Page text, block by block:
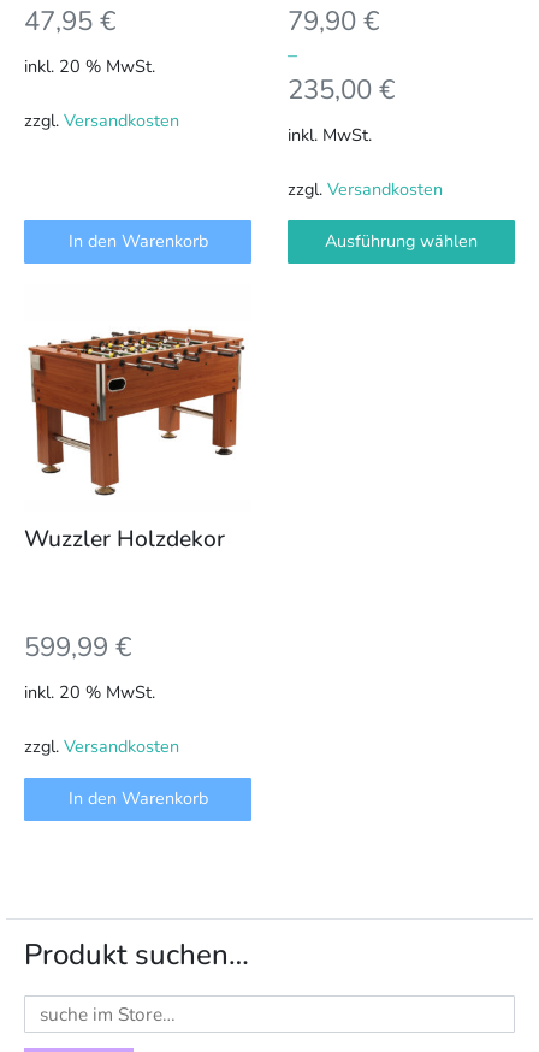
47,95€
inkl. 20 % MwSt.
zzgl. Versandkosten
In den Warenkorb
79,90€
–
235,00€
inkl. MwSt.
zzgl. Versandkosten
Ausführung wählen
gewählt
Wuzzler Holzdekor
599,99 €
inkl. 20 % MwSt.
zzgl. Versandkosten
In den Warenkorb
Produkt suchen…
Suchen
nach: